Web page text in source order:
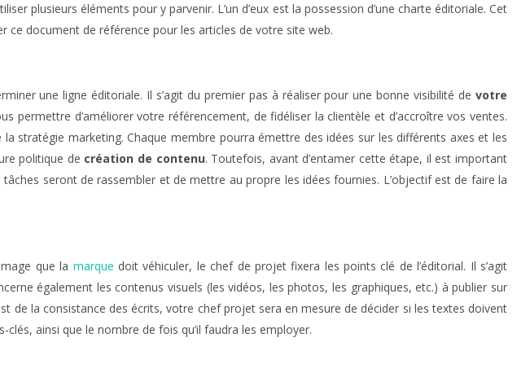
plusieurs éléments pour y parvenir. L’un d’eux est la possession d’une charte éditoriale. Cet
ce document de référence pour les articles de votre site web.
une ligne éditoriale. Il s’agit du premier pas à réaliser pour une bonne visibilité de votre
permettre d’améliorer votre référencement, de fidéliser la clientèle et d’accroître vos ventes.
stratégie marketing. Chaque membre pourra émettre des idées sur les différents axes et les
politique de création de contenu. Toutefois, avant d’entamer cette étape, il est important
seront de rassembler et de mettre au propre les idées fournies. L’objectif est de faire la
que la marque doit véhiculer, le chef de projet fixera les points clé de l’éditorial. Il s’agit
également les contenus visuels (les vidéos, les photos, les graphiques, etc.) à publier sur
de la consistance des écrits, votre chef projet sera en mesure de décider si les textes doivent
ainsi que le nombre de fois qu’il faudra les employer.